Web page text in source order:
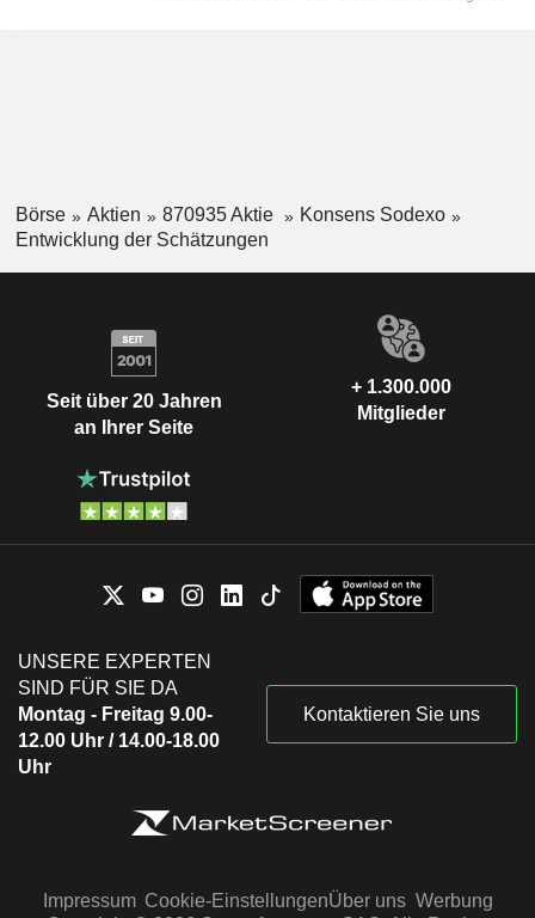
Börse Aktien 870935 Aktie
Konsens Sodexo
Entwicklung der Schätzungen
Seit über 20 Jahren
an Ihrer Seite
+ 1.300.000
Mitglieder
UNSERE EXPERTEN
SIND FÜR SIE DA
Montag - Freitag 9.00-
12.00 Uhr / 14.00-18.00
Uhr
Kontaktieren Sie uns
Impressum Cookie-EinstellungenÜber uns Werbung